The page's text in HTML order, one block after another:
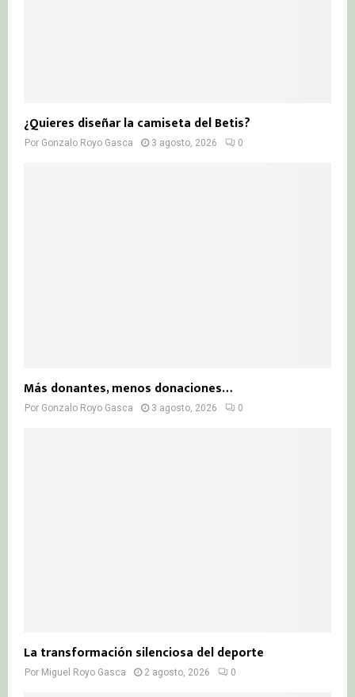
¿Quieres diseñar la camiseta del Betis?
Por Gonzalo Royo Gasca 3 agosto, 2026 0
Más donantes, menos donaciones…
Por Gonzalo Royo Gasca 3 agosto, 2026 0
La transformación silenciosa del deporte
Por Miguel Royo Gasca 2 agosto, 2026 0